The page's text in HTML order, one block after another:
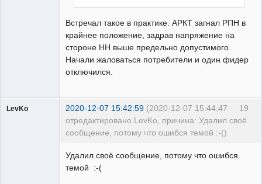
Встречал такое в практике. АРКТ загнал РПН в
крайнее положение, задрав напряжение на
стороне НН выше предельно допустимого.
Начали жаловаться потребители и один фидер
отключился.
19
LevKo 2020-12-07 15:42:59 (2020-12-07 15:44:47
отредактировано LevKo, причина: Удалил своё
сообщение, потому что ошибся темой :-()
Удалил своё сообщение, потому что ошибся
темой :-(